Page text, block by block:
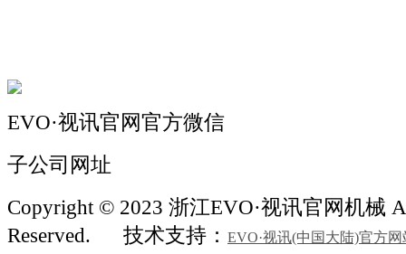
EVO·视讯官网官方微信
子公司网址
Copyright © 2023 浙江EVO·视讯官网机械
Reserved.
技术支持： EVO·视讯(中国大陆)官方网